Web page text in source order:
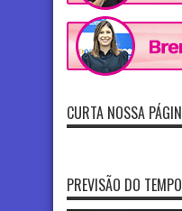
CURTA NOSSA
PREVISÃO DO TEMPO